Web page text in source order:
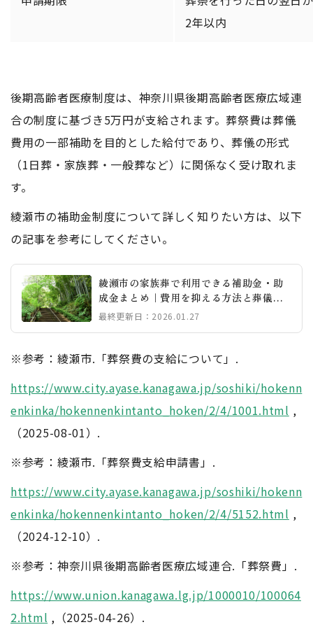
2年以内
後期高齢者医療制度は、神奈川県後期高齢者医療広域連
合の制度に基づき5万円が支給されます。葬祭費は葬儀
費用の一部補助を目的とした給付であり、葬儀の形式
（1日葬・家族葬・一般葬など）に関係なく受け取れま
す。
綾瀬市の補助金制度について詳しく知りたい方は、以下
の記事を参考にしてください。
綾瀬市の家族葬で利用できる補助金・助
成金まとめ｜費用を抑える方法と葬儀社
の選び方
最終更新日：2026.01.27
※参考：綾瀬市.「葬祭費の支給について」.
https://www.city.ayase.kanagawa.jp/soshiki/hokenn
enkinka/hokennenkintanto_hoken/2/4/1001.html ,
（2025-08-01）.
※参考：綾瀬市.「葬祭費支給申請書」.
https://www.city.ayase.kanagawa.jp/soshiki/hokenn
enkinka/hokennenkintanto_hoken/2/4/5152.html ,
（2024-12-10）.
※参考：神奈川県後期高齢者医療広域連合.「葬祭費」.
https://www.union.kanagawa.lg.jp/1000010/100064
2.html ,（2025-04-26）.